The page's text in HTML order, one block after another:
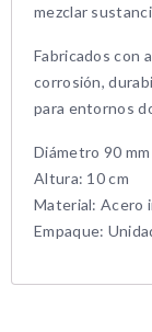
mezclar
Fabricados con
corrosión,
para entornos
Diámetro 90 mm
Altura: 10 cm
Material: Acero
Empaque: